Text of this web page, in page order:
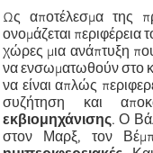
Ως αποτέλεσμα της
ονομάζεται περιφέρεια
χώρες μια ανάπτυξη
να ενσωματωθούν στο
να είναι απλώς
συζήτηση και
εκβιομηχάνισης. Ο
στον Μαρξ, τον